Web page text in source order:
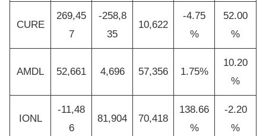
CURE
269,45
7
-258,8
35
10,622
-4.75
%
52.00
%
AMDL 52,661 4,696 57,356 1.75%
10.20
%
IONL
-11,48
6
81,904 70,418
138.66
%
-2.20
%